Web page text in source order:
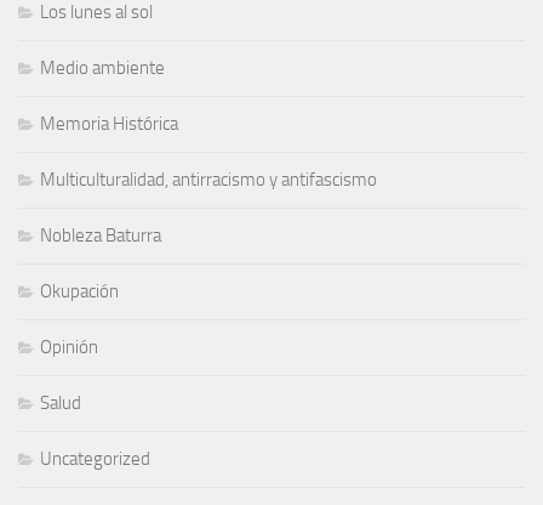
Los lunes al sol
Medio ambiente
Memoria Histórica
Multiculturalidad, antirracismo y antifascismo
Nobleza Baturra
Okupación
Opinión
Salud
Uncategorized